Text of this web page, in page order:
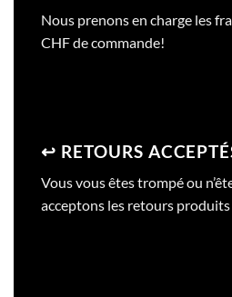
Nous prenons en charge les
CHF de commande!
↩️ RETOURS
Vous vous êtes trompé ou
acceptons les retours produits